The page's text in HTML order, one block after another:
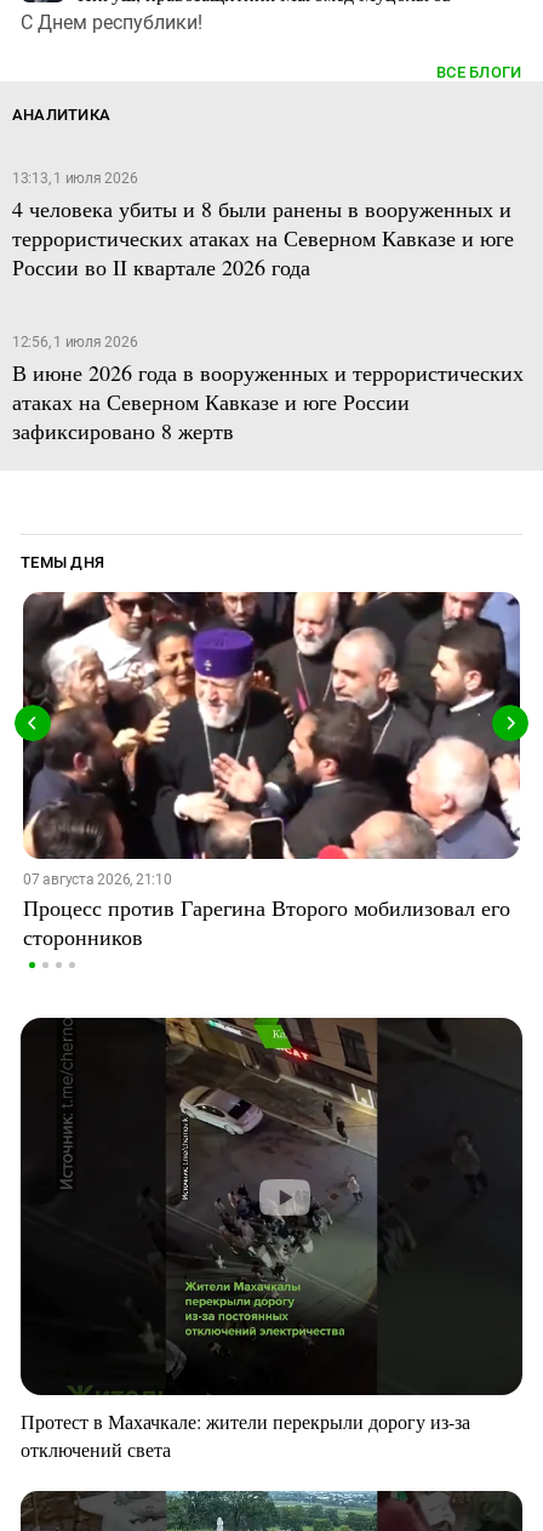
С Днем республики!
ВСЕ БЛОГИ
АНАЛИТИКА
13:13, 1 июля 2026
4 человека убиты и 8 были ранены в вооруженных и
террористических атаках на Северном Кавказе и юге
России во II квартале 2026 года
12:56, 1 июля 2026
В июне 2026 года в вооруженных и террористических
атаках на Северном Кавказе и юге России
зафиксировано 8 жертв
ТЕМЫ ДНЯ
07 августа 2026, 21:10
Процесс против Гарегина Второго мобилизовал его
сторонников
Протест в Махачкале: жители перекрыли дорогу из-за
отключений света